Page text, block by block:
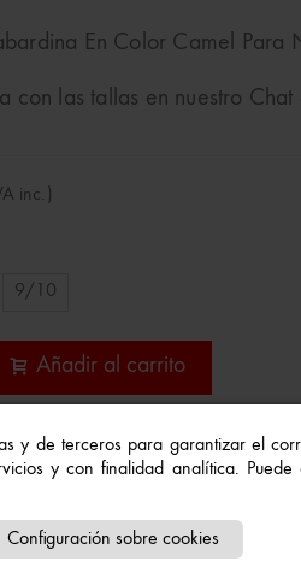
y de terceros para garantizar el
y con finalidad analítica.
Configuración sobre cookies
En Color Camel Para
con las tallas en nuestro
inc.)
9/10
Añadir al carrito